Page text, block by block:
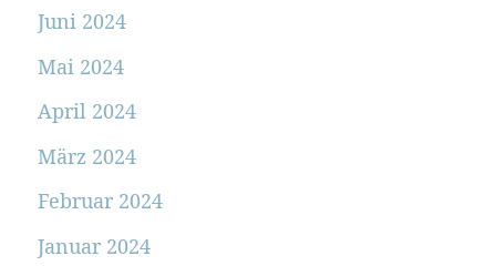
Juni 2024
Mai 2024
April 2024
März 2024
Februar 2024
Januar 2024